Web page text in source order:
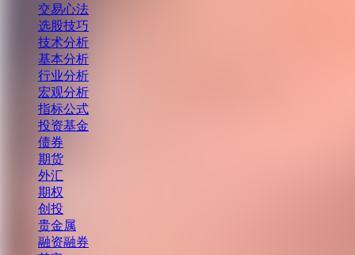
交易心法
选股技巧
技术分析
基本分析
行业分析
宏观分析
指标公式
投资基金
债券
期货
外汇
期权
创投
贵金属
融资融券